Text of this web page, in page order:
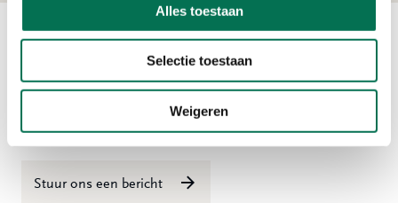
Alles toestaan
Selectie toestaan
Weigeren
Ma t/m vr 08:00 tot 16:30 uur
078 - 770 85 85
Stuur ons een bericht